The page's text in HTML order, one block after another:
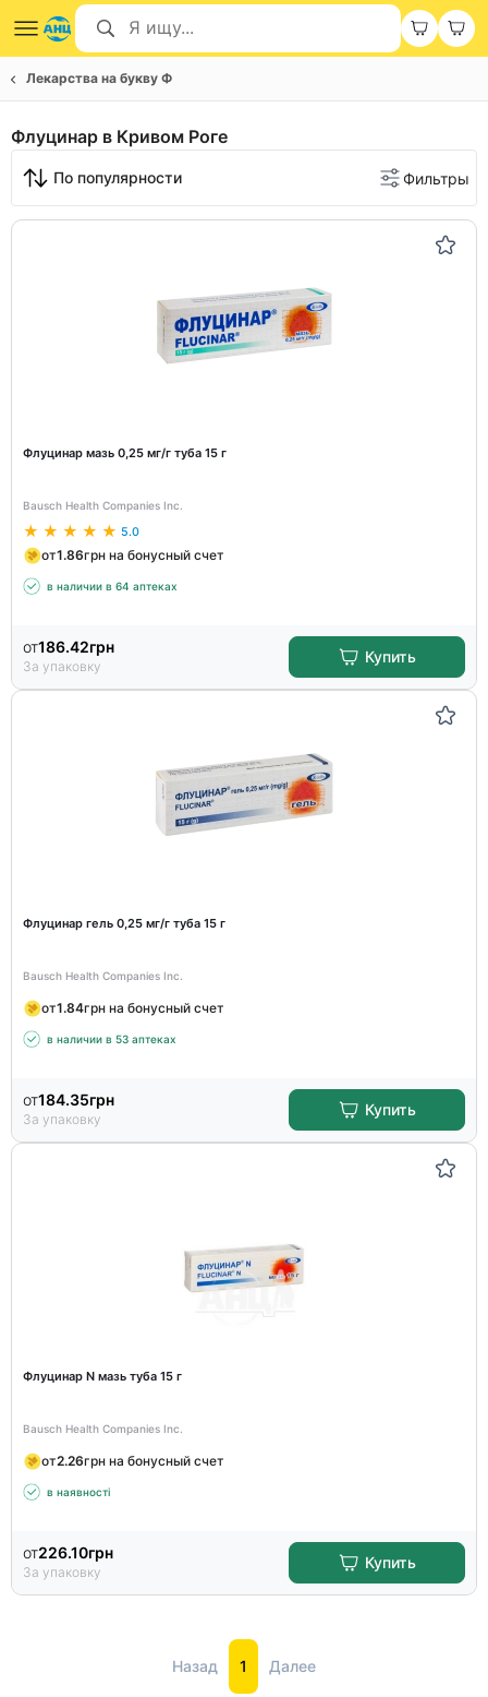
Лекарства на букву Ф
Флуцинар в Кривом Роге
По популярности Фильтры
Флуцинар мазь 0,25 мг/г туба 15 г
Bausch Health Companies Inc.
5.0
от1.86грн на бонусный счет
в наличии в 64 аптеках
от186.42грн
За упаковку
Купить
Флуцинар гель 0,25 мг/г туба 15 г
Bausch Health Companies Inc.
от1.84грн на бонусный счет
в наличии в 53 аптеках
от184.35грн
За упаковку
Купить
Флуцинар N мазь туба 15 г
Bausch Health Companies Inc.
от2.26грн на бонусный счет
в наявності
от226.10грн
За упаковку
Купить
Назад 1 Далее